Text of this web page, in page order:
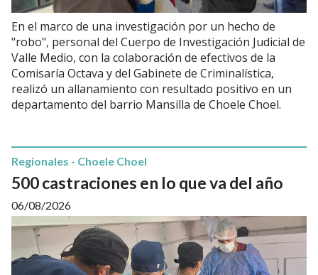
En el marco de una investigación por un hecho de
"robo", personal del Cuerpo de Investigación Judicial de
Valle Medio, con la colaboración de efectivos de la
Comisaría Octava y del Gabinete de Criminalística,
realizó un allanamiento con resultado positivo en un
departamento del barrio Mansilla de Choele Choel.
500 castraciones en lo que va del año
Regionales - Choele Choel
06/08/2026